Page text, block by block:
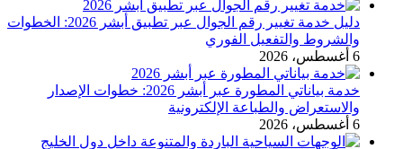
دليل خدمة تغيير رقم الجوال عبر تطبيق أبشر 2026: الخطوات
والشروط والتفعيل الفوري
6 أغسطس، 2026
خدمة بياناتي المطورة عبر أبشر 2026: خطوات الإصدار
والاستعراض والطباعة الإلكترونية
6 أغسطس، 2026